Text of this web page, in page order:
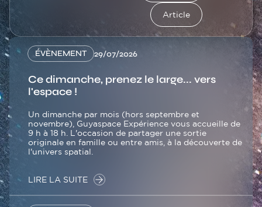
Article
ÉVÈNEMENT 29/07/2026
Ce dimanche, prenez le large... vers
l'espace !
Un dimanche par mois (hors septembre et
novembre), Guyaspace Expérience vous accueille de
9 h à 18 h. L'occasion de partager une sortie
originale en famille ou entre amis, à la découverte de
l'univers spatial.
LIRE LA SUITE